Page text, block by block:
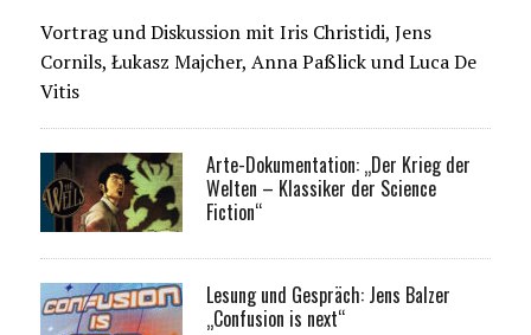
Vortrag und Diskussion mit Iris Christidi, Jens
Cornils, Łukasz Majcher, Anna Paßlick und Luca De
Vitis
Arte-Dokumentation: „Der Krieg der
Welten – Klassiker der Science
Fiction“
Lesung und Gespräch: Jens Balzer
„Confusion is next“